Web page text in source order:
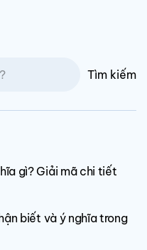
Tìm kiếm
gì? Giải mã chi tiết
biết và ý nghĩa trong